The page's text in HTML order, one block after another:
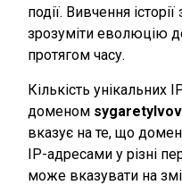
події. Вивчення
зрозуміти еволюцію
протягом часу.
Кількість унікальних
доменом
вказує на те, що
IP-адресами у різні
може вказувати на